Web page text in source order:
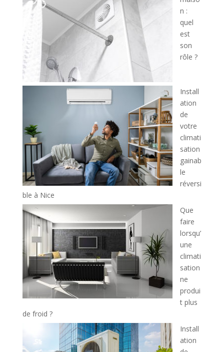
n :
quel
est
son
rôle ?
Install
ation
de
votre
climati
sation
gainab
le
réversi
ble à Nice
Que
faire
lorsqu’
une
climati
sation
ne
produi
t plus
de froid ?
Install
ation